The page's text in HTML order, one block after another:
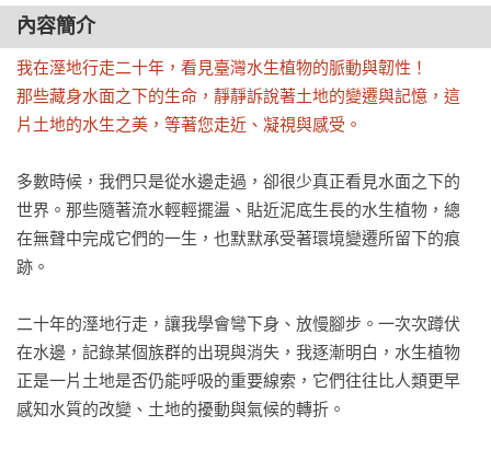
內容簡介
我在溼地行走二十年，看見臺灣水生植物的脈動與韌性！
那些藏身水面之下的生命，靜靜訴說著土地的變遷與記憶，這
片土地的水生之美，等著您走近、凝視與感受。
多數時候，我們只是從水邊走過，卻很少真正看見水面之下的
世界。那些隨著流水輕輕擺盪、貼近泥底生長的水生植物，總
在無聲中完成它們的一生，也默默承受著環境變遷所留下的痕
跡。
二十年的溼地行走，讓我學會彎下身、放慢腳步。一次次蹲伏
在水邊，記錄某個族群的出現與消失，我逐漸明白，水生植物
正是一片土地是否仍能呼吸的重要線索，它們往往比人類更早
感知水質的改變、土地的擾動與氣候的轉折。